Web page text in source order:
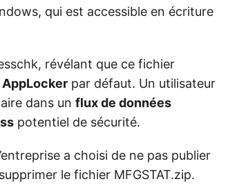
qui est accessible en écriture
révélant que ce fichier
AppLocker par défaut. Un utilisateur
dans un flux de données
potentiel de sécurité.
a choisi de ne pas publier
le fichier MFGSTAT.zip.